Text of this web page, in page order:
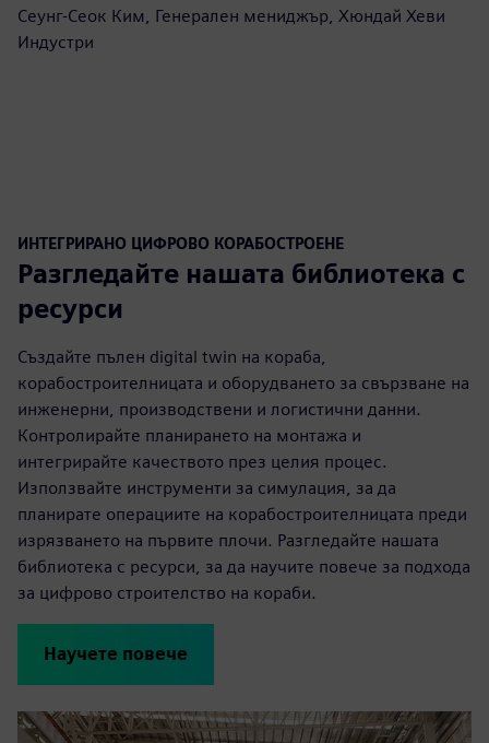
Сеунг-Сеок Ким, Генерален мениджър, Хюндай Хеви
Индустри
ИНТЕГРИРАНО ЦИФРОВО КОРАБОСТРОЕНЕ
Разгледайте нашата библиотека с
ресурси
Създайте пълен digital twin на кораба,
корабостроителницата и оборудването за свързване на
инженерни, производствени и логистични данни.
Контролирайте планирането на монтажа и
интегрирайте качеството през целия процес.
Използвайте инструменти за симулация, за да
планирате операциите на корабостроителницата преди
изрязването на първите плочи. Разгледайте нашата
библиотека с ресурси, за да научите повече за подхода
за цифрово строителство на кораби.
Научете повече